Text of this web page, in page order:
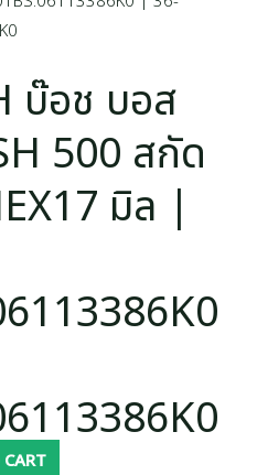
บ๊อช บอส
500 สกัด
มิล |